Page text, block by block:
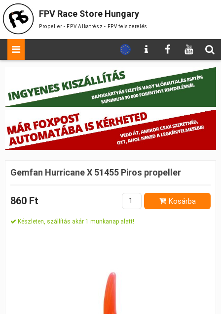
FPV Race Store Hungary
Propeller - FPV Alkatrész - FPV felszerelés
Gemfan Hurricane X 51455 Piros propeller
860 Ft Kosárba
Készleten, szállítás akár 1 munkanap alatt!